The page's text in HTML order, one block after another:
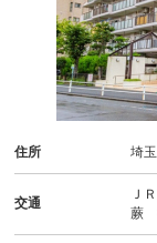
住所 埼
交通
Ｊ
蕨